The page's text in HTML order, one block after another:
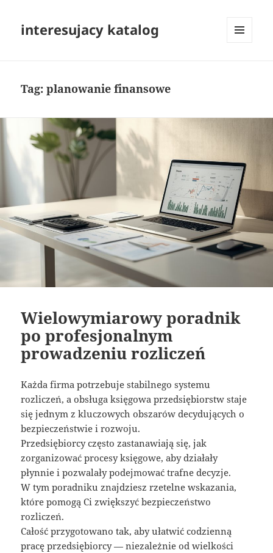
interesujacy katalog
Tag:planowanie finansowe
Wielowymiarowy poradnik
po profesjonalnym
prowadzeniu rozliczeń
Każda firma potrzebuje stabilnego systemu
rozliczeń, a obsługa księgowa przedsiębiorstw staje
się jednym z kluczowych obszarów decydujących o
bezpieczeństwie i rozwoju.
Przedsiębiorcy często zastanawiają się, jak
zorganizować procesy księgowe, aby działały
płynnie i pozwalały podejmować trafne decyzje.
W tym poradniku znajdziesz rzetelne wskazania,
które pomogą Ci zwiększyć bezpieczeństwo
rozliczeń.
Całość przygotowano tak, aby ułatwić codzienną
pracę przedsiębiorcy — niezależnie od wielkości